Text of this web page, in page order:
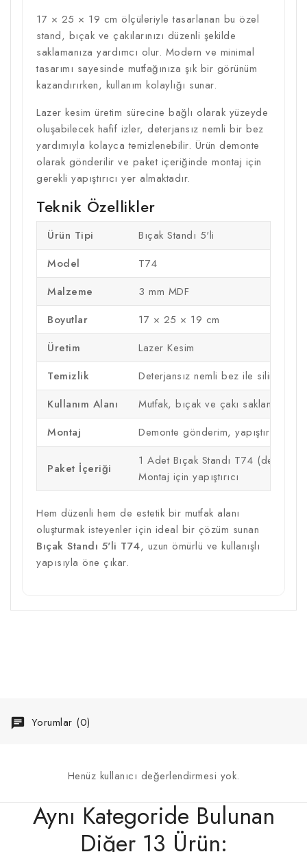
17 × 25 × 19 cm ölçüleriyle tasarlanan bu özel
stand, bıçak ve çakılarınızı düzenli şekilde
saklamanıza yardımcı olur. Modern ve minimal
tasarımı sayesinde mutfağınıza şık bir görünüm
kazandırırken, kullanım kolaylığı sunar.
Lazer kesim üretim sürecine bağlı olarak yüzeyde
oluşabilecek hafif izler, deterjansız nemli bir bez
yardımıyla kolayca temizlenebilir. Ürün demonte
olarak gönderilir ve paket içeriğinde montaj için
gerekli yapıştırıcı yer almaktadır.
Teknik Özellikler
Ürün Tipi
Bıçak Standı 5'li
Model
T74
Malzeme
3 mm MDF
Boyutlar
17 × 25 × 19 cm
Üretim
Lazer Kesim
Temizlik
Deterjansız nemli bez ile silinebilir
Kullanım Alanı
Mutfak, bıçak ve çakı saklama,
Montaj
Demonte gönderim, yapıştırıcı dahil
Paket İçeriği
1 Adet Bıçak Standı T74 (demonte)
Montaj için yapıştırıcı
Hem düzenli hem de estetik bir mutfak alanı
oluşturmak isteyenler için ideal bir çözüm sunan
Bıçak Standı 5'li T74, uzun ömürlü ve kullanışlı
yapısıyla öne çıkar.
Yorumlar (0)
Henüz kullanıcı değerlendirmesi yok.
Aynı Kategoride Bulunan
Diğer 13 Ürün: